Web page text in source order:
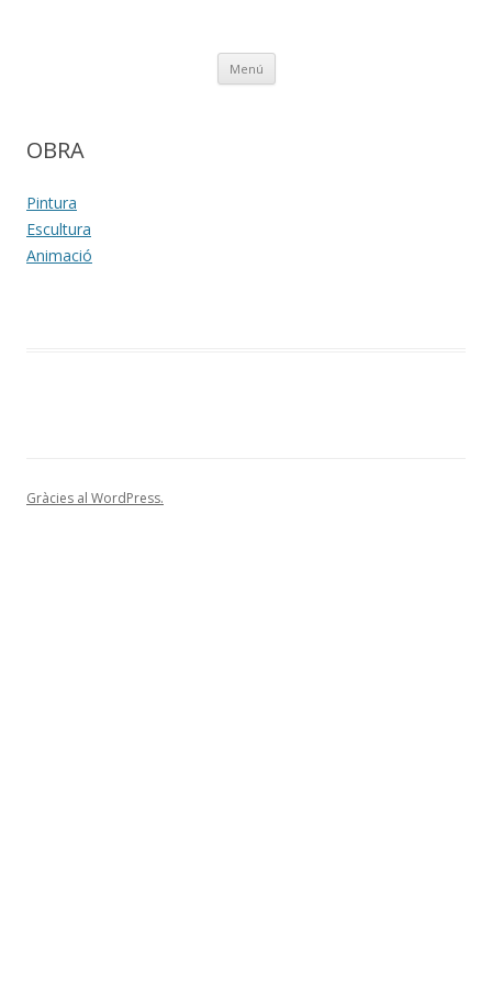
Menú Vés
contingut
OBRA
Pintura
Escultura
Animació
Gràcies al WordPress.